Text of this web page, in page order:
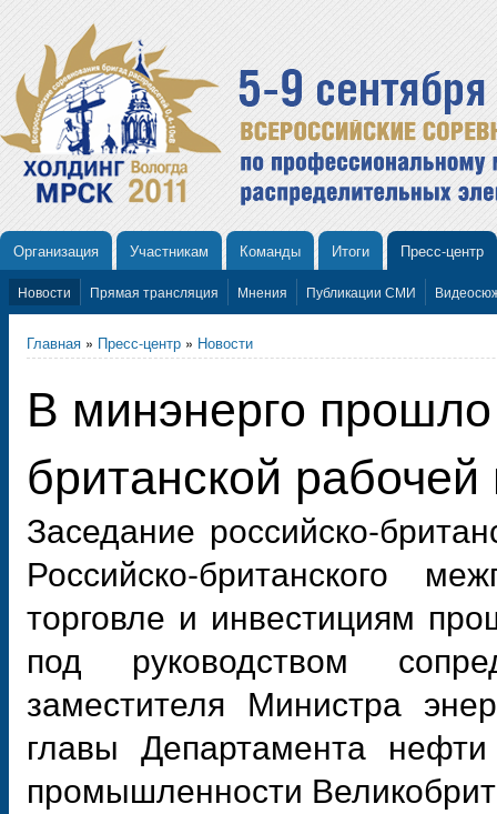
Организация Участникам Команды Итоги Пресс-центр
Новости Прямая трансляция Мнения Публикации СМИ
Главная » Пресс-центр » Новости
В минэнерго
британской рабочей
Заседание российско-
Российско-британского
торговле и инвестициям
под руководством
заместителя Министра
главы Департамента
промышленности